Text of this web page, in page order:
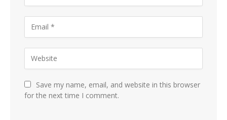
Save my name, email, and website in this browser
for the next time I comment.